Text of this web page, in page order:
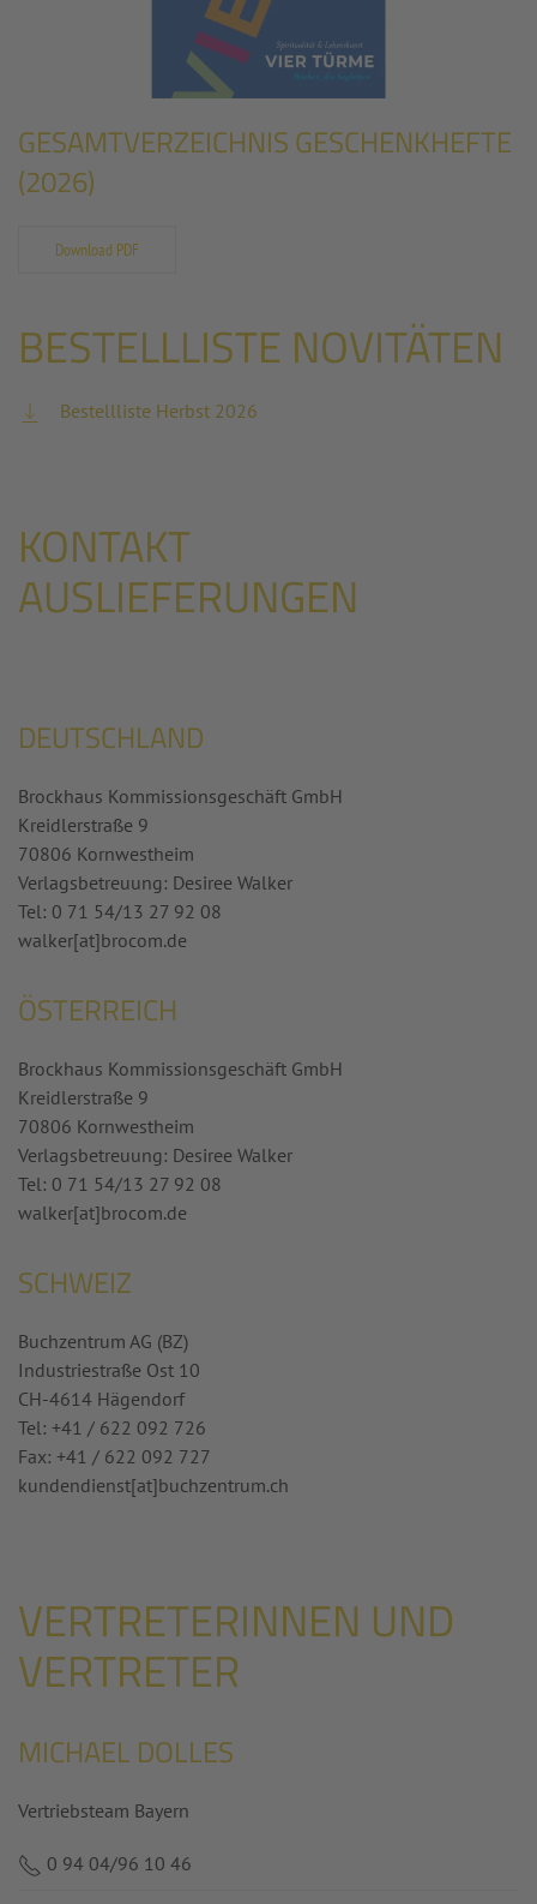
GESAMTVERZEICHNIS GESCHENKHEFTE
(2026)
Download PDF
BESTELLLISTE NOVITÄTEN
Bestellliste Herbst 2026
KONTAKT
AUSLIEFERUNGEN
DEUTSCHLAND
Brockhaus Kommissionsgeschäft GmbH
Kreidlerstraße 9
70806 Kornwestheim
Verlagsbetreuung: Desiree Walker
Tel: 0 71 54/13 27 92 08
walker[at]brocom.de
ÖSTERREICH
Brockhaus Kommissionsgeschäft GmbH
Kreidlerstraße 9
70806 Kornwestheim
Verlagsbetreuung: Desiree Walker
Tel: 0 71 54/13 27 92 08
walker[at]brocom.de
SCHWEIZ
Buchzentrum AG (BZ)
Industriestraße Ost 10
CH-4614 Hägendorf
Tel: +41 / 622 092 726
Fax: +41 / 622 092 727
kundendienst[at]buchzentrum.ch
VERTRETERINNEN UND
VERTRETER
MICHAEL DOLLES
Vertriebsteam Bayern
0 94 04/96 10 46